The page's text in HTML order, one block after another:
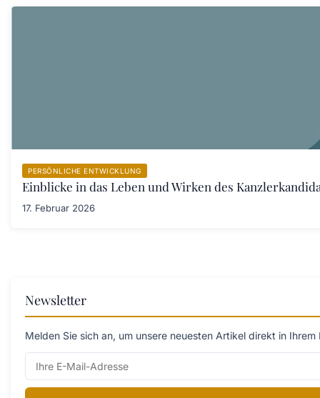
PERSÖNLICHE ENTWICKLUNG
Einblicke in das Leben und Wirken des
17. Februar 2026
Newsletter
Melden Sie sich an, um unsere neuesten Artikel direkt in